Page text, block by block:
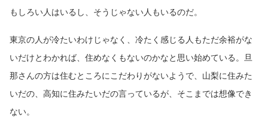
もしろい人はいるし、そうじゃない人もいるのだ。
東京の人が冷たいわけじゃなく、冷たく感じる人もただ余裕がな
いだけとわかれば、住めなくもないのかなと思い始めている。旦
那さんの方は住むところにこだわりがないようで、山梨に住みた
いだの、高知に住みたいだの言っているが、そこまでは想像でき
ない。